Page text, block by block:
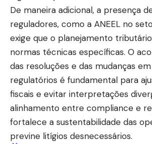
De maneira adicional, a presença
reguladores, como a ANEEL no
exige que o planejamento
normas técnicas específicas. O
das resoluções e das mudanças
regulatórios é fundamental para
fiscais e evitar interpretações
alinhamento entre compliance e
fortalece a sustentabilidade das
previne litígios desnecessários.